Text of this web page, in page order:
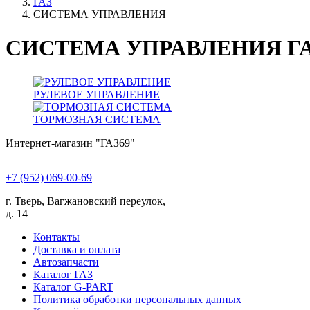
СИСТЕМА УПРАВЛЕНИЯ
СИСТЕМА УПРАВЛЕНИЯ
РУЛЕВОЕ УПРАВЛЕНИЕ
ТОРМОЗНАЯ СИСТЕМА
Интернет-магазин "ГАЗ69"
+7 (952) 069-00-69
г. Тверь, Вагжановский переулок,
д. 14
Контакты
Доставка и оплата
Автозапчасти
Каталог ГАЗ
Каталог G-PART
Политика обработки персональных данных